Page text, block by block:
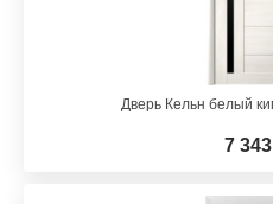
Дверь Кельн белый
7